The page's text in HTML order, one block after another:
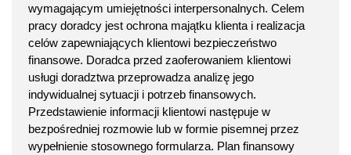
wymagającym umiejętności interpersonalnych. Celem
pracy doradcy jest ochrona majątku klienta i realizacja
celów zapewniających klientowi bezpieczeństwo
finansowe. Doradca przed zaoferowaniem klientowi
usługi doradztwa przeprowadza analizę jego
indywidualnej sytuacji i potrzeb finansowych.
Przedstawienie informacji klientowi następuje w
bezpośredniej rozmowie lub w formie pisemnej przez
wypełnienie stosownego formularza. Plan finansowy